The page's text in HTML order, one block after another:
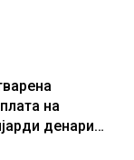
на
денари